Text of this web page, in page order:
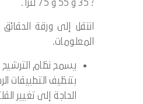
؛ 35 و 55 و 75 لترًا .
انتقل إلى ورقة
المعلومات.
يسمح نظام الترشيح
بتنظيف التطبيقات
الحاجة إلى تغيير